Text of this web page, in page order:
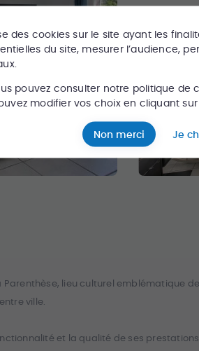
des cookies sur le site ayant les
du site, mesurer l’audience,
pouvez consulter notre politique de
modifier vos choix en cliquant sur
Non merci Je
lieu culturel emblématique
ville.
et la qualité de ses